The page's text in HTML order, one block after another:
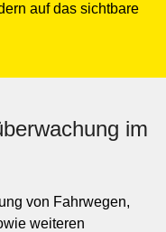
auf das sichtbare
im
von Fahrwegen,
weiteren